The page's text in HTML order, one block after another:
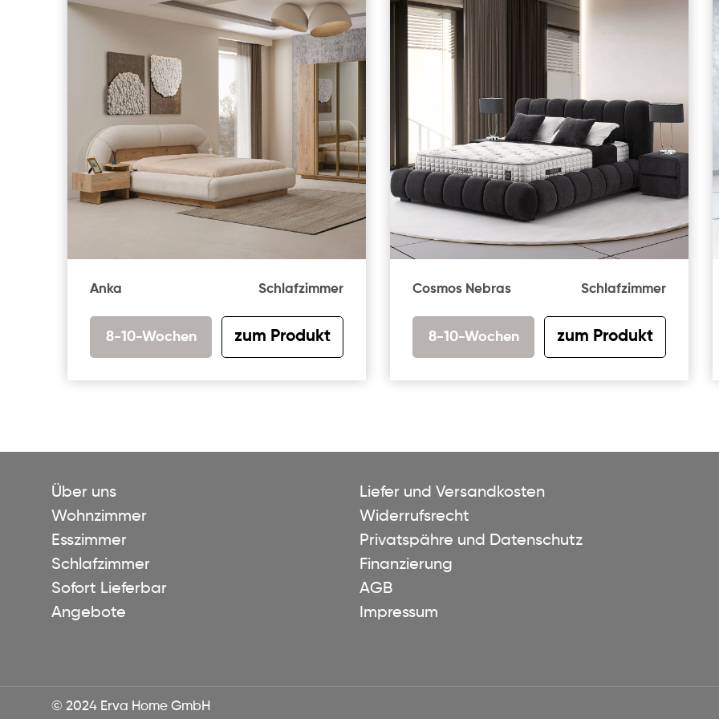
Anka Schlafzimmer
8-10-Wochen zum Produkt
Cosmos Nebras Schlafzimmer
8-10-Wochen zum Produkt
Über uns
Wohnzimmer
Esszimmer
Schlafzimmer
Sofort Lieferbar
Angebote
Liefer und Versandkosten
Widerrufsrecht
Privatspähre und Datenschutz
Finanzierung
AGB
Impressum
© 2024 Erva Home GmbH